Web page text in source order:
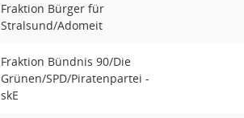
Fraktion Bürger für
Stralsund/Adomeit
Fraktion Bündnis 90/Die
Grünen/SPD/Piratenpartei -
skE